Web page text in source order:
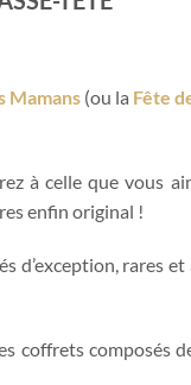
Mamans (ou la Fête
à celle que vous
enfin original !
d’exception, rares
coffrets composés